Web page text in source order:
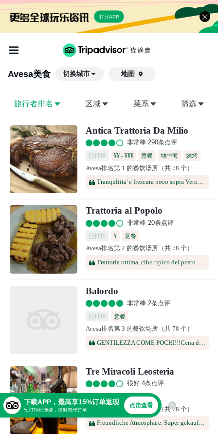
打开APP
Avesa美食 切换城市 地图 
旅行者排名 区域 菜系 筛选
Antica Trattoria Da Milio
非常棒 290条点评
已打烊
¥¥ - ¥¥¥ 意餐 地中海 烧烤
烤肉
Avesa排名第 1 的餐饮场所（共 78 个）
Tranquliita' e frescura poco sopra Verona.Menu' senza inutili lungaggini.Piatti ben serviti e buona qualita'.
Trattoria al Popolo
非常棒 20条点评
已打烊
¥ 意餐
Avesa排名第 2 的餐饮场所（共 78 个）
Balordo
非常棒 2条点评
已打烊
意餐
Avesa排名第 3 的餐饮场所（共 78 个）
Tre Miracoli Leosteria
很好 4条点评
Avesa排名第 4 的餐饮场所（共 78 个）
Freundliche Atmosphäre. Super gekauftes Guinness. Eher junges Publikum, aber auch durchaus auch auch ein paar Ältere. Viel Einheimische. Netter Service. Lokal mit Charme.
下载APP，最高享15%订单返现
预订轻松便捷，随时管理订单
点击查看